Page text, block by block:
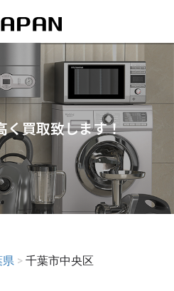
く買取致します！
県 > 千葉市中央区